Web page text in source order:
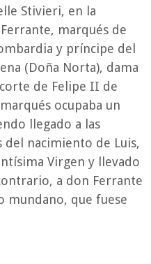
Stivieri, en la
marqués de
y príncipe del
(Doña Norta), dama
de Felipe II de
ocupaba un
llegado a las
del nacimiento de Luis,
Virgen y llevado
a don Ferrante
mundano, que fuese